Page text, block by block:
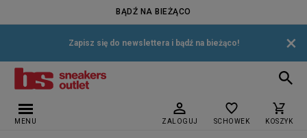
BĄDŹ NA BIEŻĄCO
Zapisz się do newslettera i bądź na bieżąco! ×
MENU ZALOGUJ SCHOWEK KOSZYK